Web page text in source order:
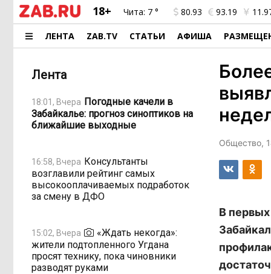
18+ Чита: 7 ° 80.93 93.19
ЛЕНТА ZAB.TV СТАТЬИ АФИША
Лента
18:01, Вчера Погодные качели в
Забайкалье: прогноз синоптиков на
ближайшие выходные
16:58, Вчера Консультанты
возглавили рейтинг самых
высокооплачиваемых подработок
за смену в ДФО
15:02, Вчера
«Ждать некогда»:
жители подтопленного Угдана
просят технику, пока чиновники
разводят руками
Общество,
В